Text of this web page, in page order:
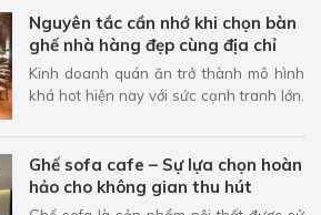
Nguyên tắc cần nhớ khi chọn bàn
ghế nhà hàng đẹp cùng địa chỉ
mua hàng uy tín
Kinh doanh quán ăn trở thành mô hình
khá hot hiện nay với sức cạnh tranh lớn.
nhiều chủ đầu tư đã không ngần ngại chi
ra khoản tiền lớn để sắm sửa những bộ
bàn …
Ghế sofa cafe – Sự lựa chọn hoàn
hảo cho không gian thu hút
khách